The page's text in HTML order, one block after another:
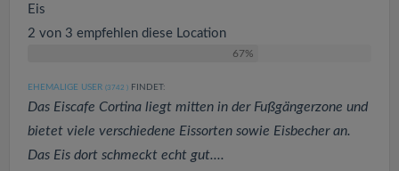
Eis
2 von 3 empfehlen diese Location
67%
EHEMALIGE USER (3742 ) FINDET:
Das Eiscafe Cortina liegt mitten in der Fußgängerzone und
bietet viele verschiedene Eissorten sowie Eisbecher an.
Das Eis dort schmeckt echt gut....